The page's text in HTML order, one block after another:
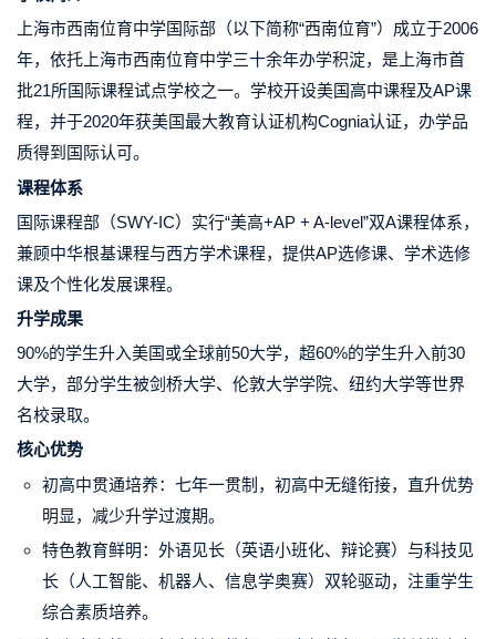
上海市西南位育中学国际部（以下简称“西南位育”）成立于2006
年，依托上海市西南位育中学三十余年办学积淀，是上海市首
批21所国际课程试点学校之一。学校开设美国高中课程及AP课
程，并于2020年获美国最大教育认证机构Cognia认证，办学品
质得到国际认可。
课程体系
国际课程部（SWY-IC）实行“美高+AP + A-level”双A课程体系，
兼顾中华根基课程与西方学术课程，提供AP选修课、学术选修
课及个性化发展课程。
升学成果
90%的学生升入美国或全球前50大学，超60%的学生升入前30
大学，部分学生被剑桥大学、伦敦大学学院、纽约大学等世界
名校录取。
核心优势
初高中贯通培养：七年一贯制，初高中无缝衔接，直升优势
明显，减少升学过渡期。
特色教育鲜明：外语见长（英语小班化、辩论赛）与科技见
长（人工智能、机器人、信息学奥赛）双轮驱动，注重学生
综合素质培养。